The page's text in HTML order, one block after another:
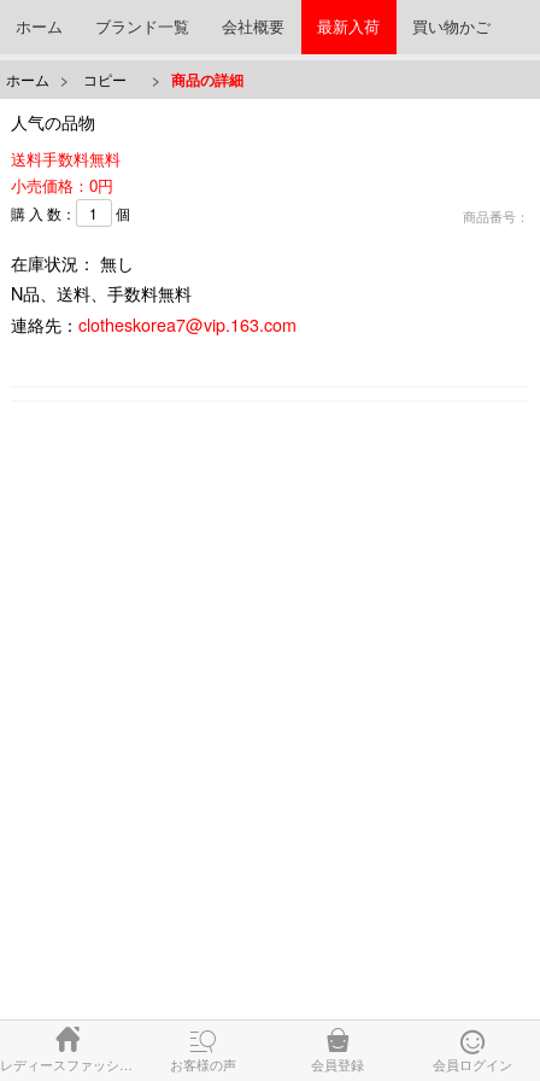
ホーム ブランド一覧 会社概要 最新入荷 買い物かご
ホーム > コピー > 商品の詳細
人气の品物
送料手数料無料
小売価格：0円
商品番号：
購 入 数： 個
在庫状況： 無し
N品、送料、手数料無料
連絡先： clotheskorea7@vip.163.com
 
お客様の声

会員登録

会員ログイン